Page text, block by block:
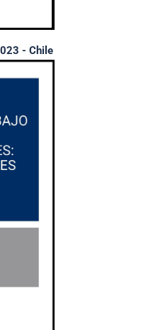
- Chile